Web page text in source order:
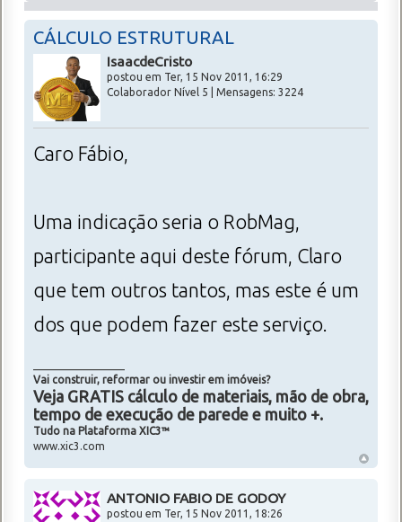
CÁLCULO ESTRUTURAL
IsaacdeCristo
postou em Ter, 15 Nov 2011, 16:29
Colaborador Nível 5 | Mensagens: 3224
Caro Fábio,
Uma indicação seria o RobMag,
participante aqui deste fórum, Claro
que tem outros tantos, mas este é um
dos que podem fazer este serviço.
Vai construir, reformar ou investir em imóveis?
Veja GRATIS cálculo de materiais, mão de obra,
tempo de execução de parede e muito +.
Tudo na Plataforma XIC3™
www.xic3.com
ANTONIO FABIO DE GODOY
postou em Ter, 15 Nov 2011, 18:26